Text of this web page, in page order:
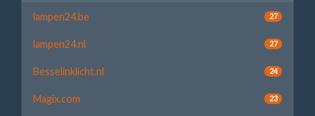
lampen24.be 27
lampen24.nl 27
Besselinklicht.nl 24
Magix.com 23